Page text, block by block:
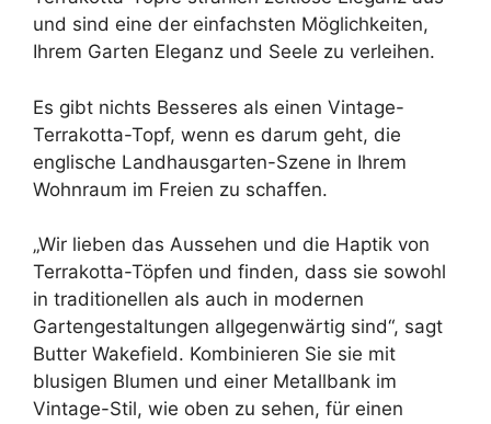
und sind eine der einfachsten Möglichkeiten,
Ihrem Garten Eleganz und Seele zu verleihen.
Es gibt nichts Besseres als einen Vintage-
Terrakotta-Topf, wenn es darum geht, die
englische Landhausgarten-Szene in Ihrem
Wohnraum im Freien zu schaffen.
„Wir lieben das Aussehen und die Haptik von
Terrakotta-Töpfen und finden, dass sie sowohl
in traditionellen als auch in modernen
Gartengestaltungen allgegenwärtig sind“, sagt
Butter Wakefield. Kombinieren Sie sie mit
blusigen Blumen und einer Metallbank im
Vintage-Stil, wie oben zu sehen, für einen